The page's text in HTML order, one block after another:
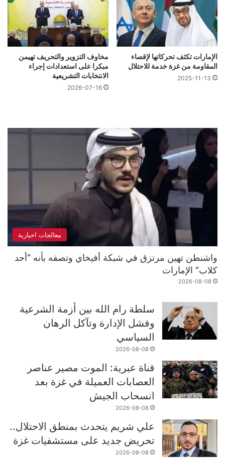
الإمارات تكثف تحركاتها لإقصاء
المقاومة من غزة خدمة للاحتلال
2025-11-13
مخاوف التزوير والتحريف تهيمن
مبكرا على استعدادات إجراء
الانتخابات التشريعية
2026-07-16
معالجات اخبارية
واشنطن تهين مرتزق في شبكة أفيخاي وتصفه بأنه “أحد
كلاب” الإمارات
2026-08-08
سلطة رام الله بين أزمة الشرعية
وفشل الإدارة وتآكل الرهان
السياسي
2026-08-08
قناة عبرية: الموت مصير عناصر
العصابات العميلة في غزة بعد
انسحاب الجيش
2026-08-08
علي شريم يتحدث بمنطق الاحتلال..
تحريض جديد على مستشفيات غزة
2026-08-08